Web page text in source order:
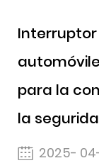
para la
la
2025-